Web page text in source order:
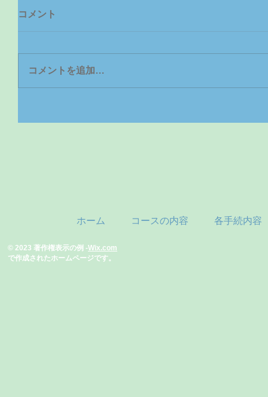
コメント
コメントを追加…
ホーム コースの内容 各手続内容
© 2023 著作権表示の例 -Wix.com
で作成されたホームページです。